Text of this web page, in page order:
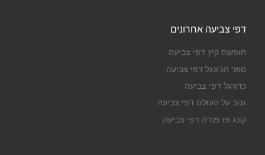
דפי צביעה אחרונים
חופשת קיץ דפי צביעה
ספר הג'ונגל דפי צביעה
כדורגל דפי צביעה
גנוב על העולם דפי צביעה
קונג פו פנדה דפי צביעה